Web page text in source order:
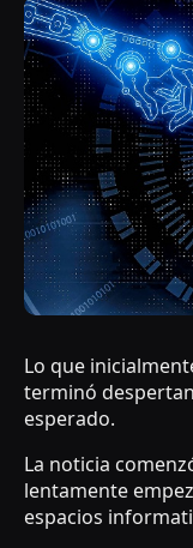
Lo que
terminó
esperado.
La noticia
lentamente
espacios